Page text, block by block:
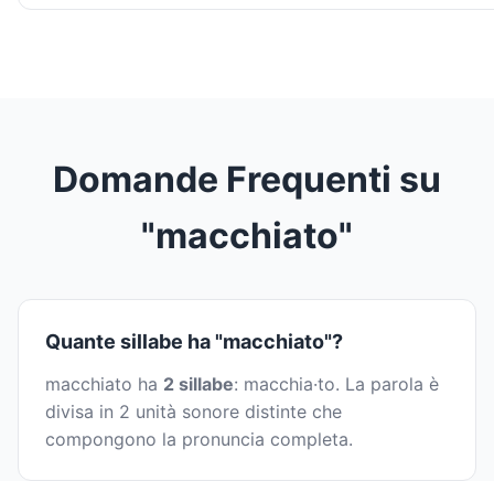
Domande Frequenti su
"macchiato"
Quante sillabe ha "macchiato"?
macchiato ha 2 sillabe: macchia·to. La parola è
divisa in 2 unità sonore distinte che
compongono la pronuncia completa.